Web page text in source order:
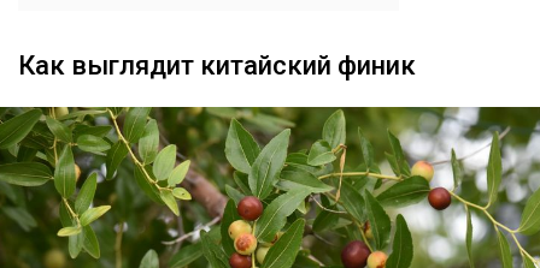
Как выглядит китайский финик